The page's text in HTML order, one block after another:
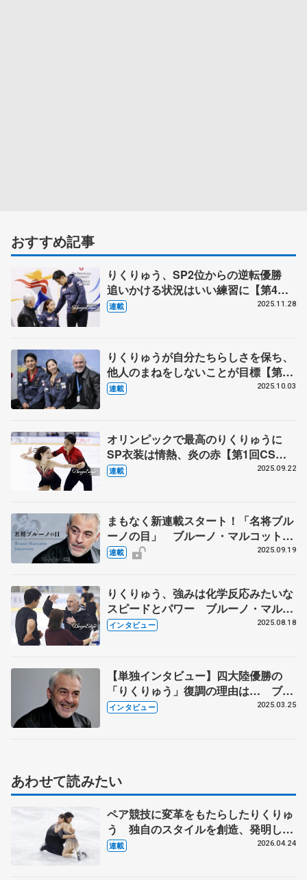
おすすめ記事
りくりゅう、SP2位からの逆転優勝
追いかける状況はいい練習に【第4回
GPスケートアメリカ（上）】
連載 2025.11.28
りくりゅうが自分たちらしさを保ち、
他人のまねをしないことが目標【第2
回CSネーベルホルン杯】
連載 2025.10.03
オリンピックで最高のりくりゅうに
SP衣装は情熱、炎の赤【第1回CS木
下グループ杯】
連載 2025.09.22
まもなく新連載スタート！「名将ブル
ーノの目」 ブルーノ・マルコット・
コーチが今シーズンのりくりゅうの演
連載 2025.09.19
りくりゅう、強みは化学反応みたいな
スピードとパワー ブルーノ・マルコ
ット・コーチが熱く語る 「その日の
インタビュー 2025.08.18
【単独インタビュー】四大陸優勝の
「りくりゅう」復調の理由は… ブル
ーノ・マルコット氏が語る舞台裏 若
インタビュー 2025.03.25
あわせて読みたい
ペア競技に変革をもたらしたりくりゅ
う 独自のスタイルを創造、発明した
【引退発表後②】
連載 2026.04.24